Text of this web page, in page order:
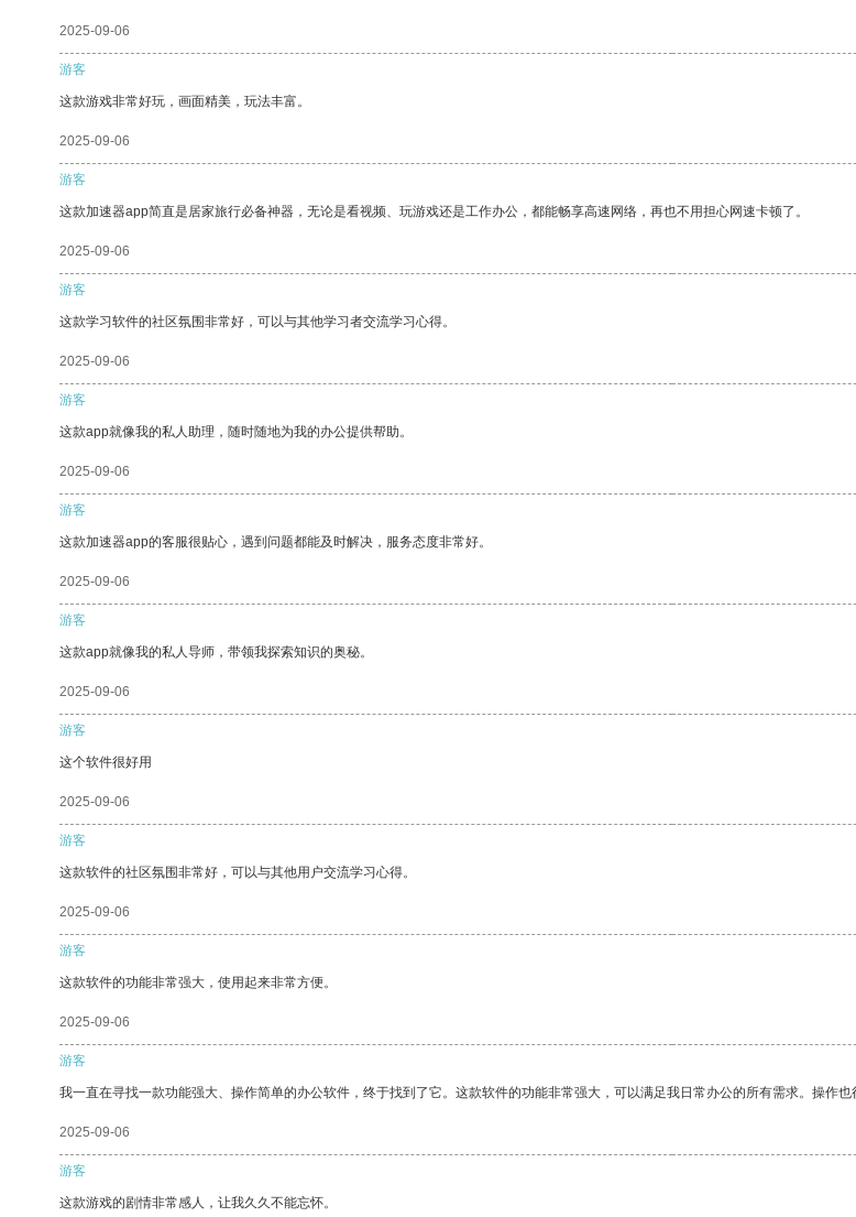
2025-09-06
游客
这款游戏非常好玩，画面精美，玩法丰富。
2025-09-06
游客
这款加速器app简直是居家旅行必备神器，无论是看视频、玩游戏还是工作办公，都能畅享高速网络，再也不用担心网速卡顿了。
2025-09-06
游客
这款学习软件的社区氛围非常好，可以与其他学习者交流学习心得。
2025-09-06
游客
这款app就像我的私人助理，随时随地为我的办公提供帮助。
2025-09-06
游客
这款加速器app的客服很贴心，遇到问题都能及时解决，服务态度非常好。
2025-09-06
游客
这款app就像我的私人导师，带领我探索知识的奥秘。
2025-09-06
游客
这个软件很好用
2025-09-06
游客
这款软件的社区氛围非常好，可以与其他用户交流学习心得。
2025-09-06
游客
这款软件的功能非常强大，使用起来非常方便。
2025-09-06
游客
我一直在寻找一款功能强大、操作简单的办公软件，终于找到了它。这款软件的功能非常强大，可以满足我日常办公的所有需求。操作也
2025-09-06
游客
这款游戏的剧情非常感人，让我久久不能忘怀。